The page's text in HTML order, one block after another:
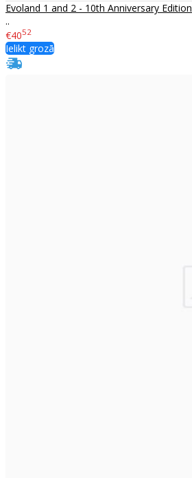
Evoland 1 and 2 - 10th Anniversary Edition
..
€4052
Ielikt grozā